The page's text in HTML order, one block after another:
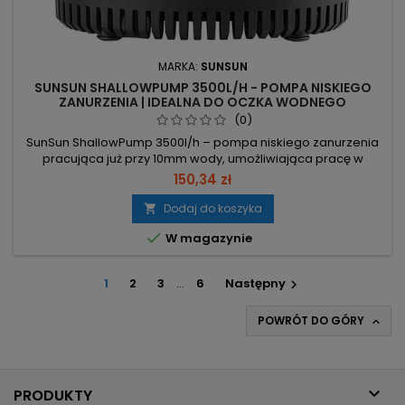
MARKA: SUNSUN
SUNSUN SHALLOWPUMP 3500L/H - POMPA NISKIEGO
ZANURZENIA | IDEALNA DO OCZKA WODNEGO
(0)
SunSun ShallowPump 3500l/h – pompa niskiego zanurzenia
pracująca już przy 10mm wody, umożliwiająca pracę w
częściowym zanurzeniu. Wydajność 3500 l/h – szybkie
przepompowanie dużych ilości wody. Słup tłoczenia 330 cm
– możliwość podnoszenia wody na dużą wysokość. Moc
80W, zasilanie 230V, kabel 150 cm – energooszczędna i
gotowa do montażu. Praca ciągła...
150,34 zł
 Dodaj do koszyka
 W magazynie
1 2 3 … 6 Następny
POWRÓT DO GÓRY 
PRODUKTY 